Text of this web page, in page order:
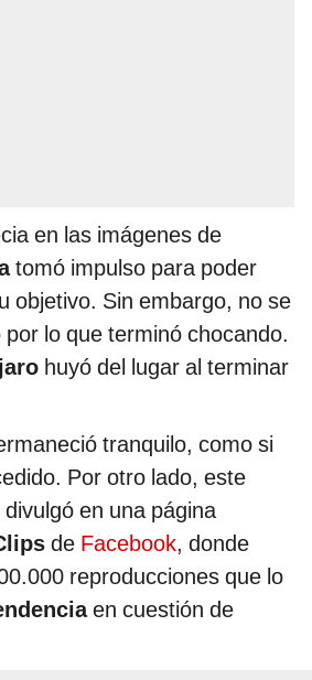
en las imágenes de
tomó impulso para poder
objetivo. Sin embargo, no se
lo que terminó chocando.
huyó del lugar al terminar
tranquilo, como si
Por otro lado, este
en una página
de Facebook, donde
reproducciones que lo
en cuestión de